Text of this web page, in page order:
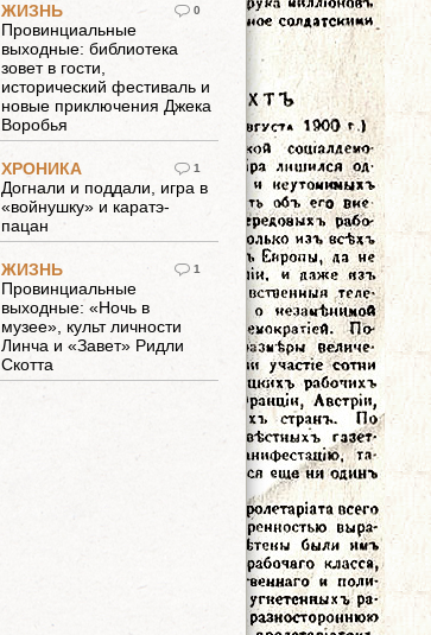
0
ЖИЗНЬ
Провинциальные
выходные: библиотека
зовет в гости,
исторический фестиваль и
новые приключения Джека
Воробья
1
ХРОНИКА
Догнали и поддали, игра в
«войнушку» и каратэ-
пацан
1
ЖИЗНЬ
Провинциальные
выходные: «Ночь в
музее», культ личности
Линча и «Завет» Ридли
Скотта